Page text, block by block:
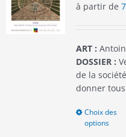
à partir de
ART :
DOSSIER :
de la société
donner
Choix des
options